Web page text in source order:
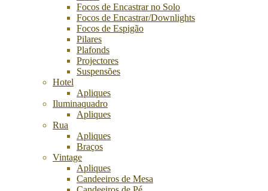
Focos de Encastrar no Solo
Focos de Encastrar/Downlights
Focos de Espigão
Pilares
Plafonds
Projectores
Suspensões
Hotel
Apliques
Iluminaquadro
Apliques
Rua
Apliques
Braços
Vintage
Apliques
Candeeiros de Mesa